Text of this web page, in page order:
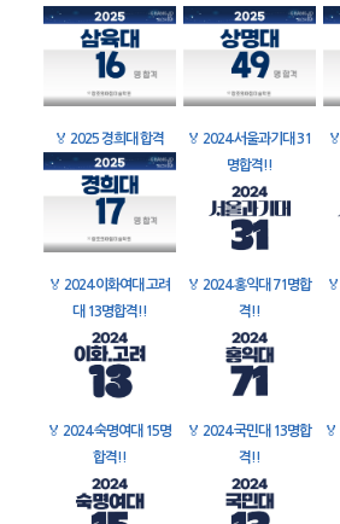
🏅 2025 경희대 합격 🏅 2024 서울과기대 31
명합격!!
🏅
🏅 2024 이화여대 고려
대 13명합격!!
🏅 2024 홍익대 71명합
격!!
🏅
🏅 2024 숙명여대 15명
합격!!
🏅 2024 국민대 13명합
격!!
🏅